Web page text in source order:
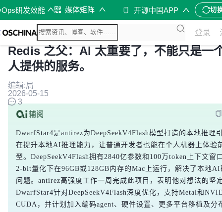
研发效能 媒体矩阵 开源中国APP 切
登录
Redis 之父：AI 太重要了，不能只是一
人提供的服务。
编辑:局
2026-05-15
3
DwarfStar4是antirez为DeepSeekV4Flash模型打造的本地推理
在提升本地AI推理能力，让普通开发者也能在个人机器上体验
型。DeepSeekV4Flash拥有2840亿参数和100万token上下文窗
2-bit量化下在96GB或128GB内存的Mac上运行，解决了本地
问题。antirez高强度工作一周完成此项目，表明他对想法的坚
DwarfStar4针对DeepSeekV4Flash深度优化，支持Metal和
CUDA，并计划加入编码agent、硬件设置、更多平台移植及分